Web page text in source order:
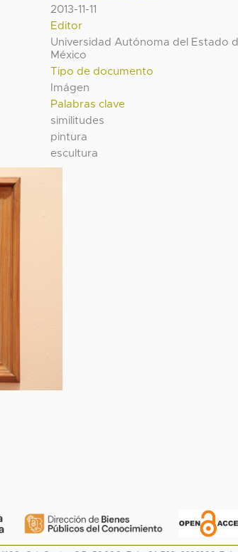
2013-11-11
Editor
Universidad Autónoma del Estado
México
Tipo de documento
Imágen
Palabras clave
similitudes
pintura
escultura